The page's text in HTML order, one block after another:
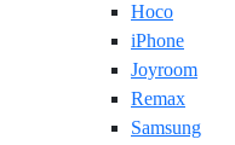
Hoco
iPhone
Joyroom
Remax
Samsung